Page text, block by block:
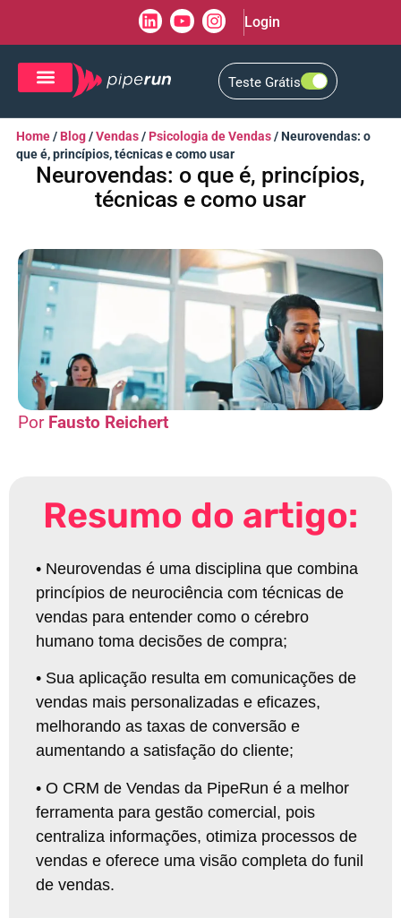
Login
Teste Grátis
Home/ Blog/Vendas/ Psicologia de Vendas/Neurovendas: o
que é, princípios, técnicas e como usar
Neurovendas: o que é, princípios,
técnicas e como usar
Fausto Reichert
Resumo do artigo:
• Neurovendas é uma disciplina que combina
princípios de neurociência com técnicas de
vendas para entender como o cérebro
humano toma decisões de compra;
• Sua aplicação resulta em comunicações de
vendas mais personalizadas e eficazes,
melhorando as taxas de conversão e
aumentando a satisfação do cliente;
• O CRM de Vendas da PipeRun é a melhor
ferramenta para gestão comercial, pois
centraliza informações, otimiza processos de
vendas e oferece uma visão completa do funil
de vendas.